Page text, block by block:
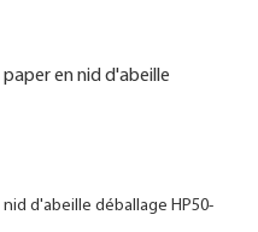
en nid d'abeille